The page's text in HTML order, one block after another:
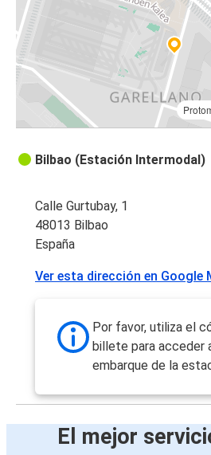
Bilbao (Estación Intermodal)
Calle Gurtubay, 1
48013 Bilbao
España
Ver esta dirección en Google
Por favor, utiliza el
billete para acceder
embarque de la
El mejor